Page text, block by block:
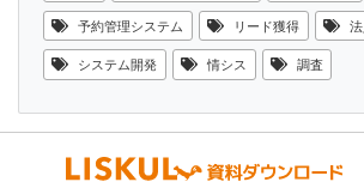
予約管理システム リード獲得
システム開発 情シス 調査